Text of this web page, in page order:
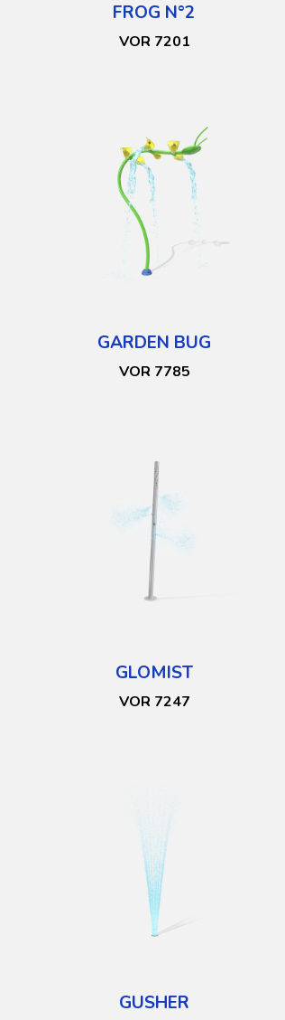
FROG N°2
VOR 7201
GARDEN BUG
VOR 7785
GLOMIST
VOR 7247
GUSHER